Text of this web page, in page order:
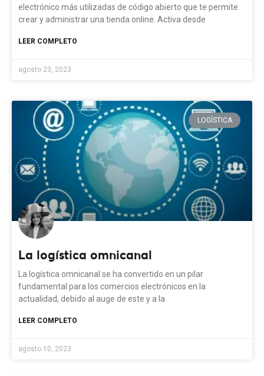
electrónico más utilizadas de código abierto que te permite
crear y administrar una tienda online. Activa desde
LEER COMPLETO
agosto 23, 2023
LOGÍSTICA
La logística omnicanal
La logística omnicanal se ha convertido en un pilar
fundamental para los comercios electrónicos en la
actualidad, debido al auge de este y a la
LEER COMPLETO
agosto 10, 2023